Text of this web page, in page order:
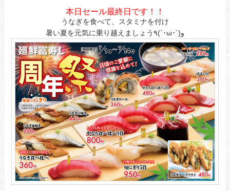
本日セール最終日です！！
うなぎを食べて、スタミナを付け
暑い夏を元気に乗り越えましょう٩(`･ω･´)و